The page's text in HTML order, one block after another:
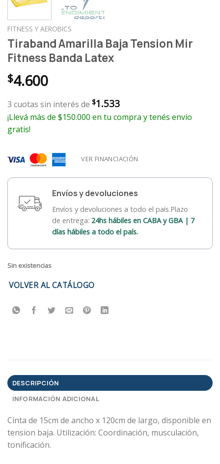
FITNESS Y AEROBICS
Tiraband Amarilla Baja Tension Mir
Fitness Banda Latex
$4.600
3 cuotas sin interés de $1.533
¡Llevá más de $150.000 en tu compra y tenés envío
gratis!
VER FINANCIACIÓN
Envíos y devoluciones
Envíos y devoluciones a todo el país.Plazo
de entrega: 24hs hábiles en CABA y GBA | 7
días hábiles a todo el país.
Sin existencias
VOLVER AL CATÁLOGO
DESCRIPCIÓN
INFORMACIÓN ADICIONAL
Cinta de 15cm de ancho x 120cm de largo, disponible en
tension baja. Utilización: Coordinación, musculación,
tonificación.